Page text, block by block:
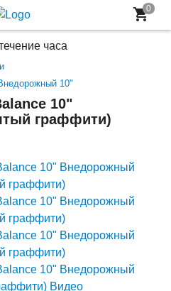
10"
10"
граффити)